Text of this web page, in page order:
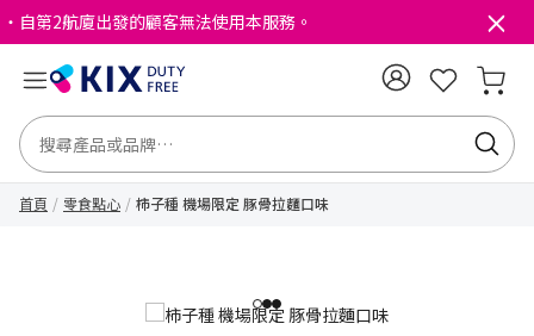
・自第2航廈出發的顧客無法使用本服務。
首頁 零食點心 柿子種 機場限定 豚骨拉麵口味
123